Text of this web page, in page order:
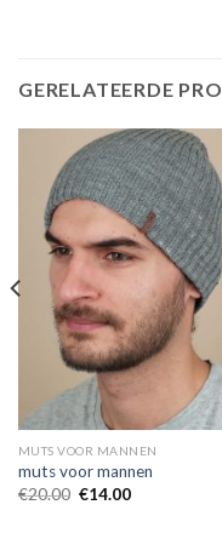
GERELATEERDE
MUTS VOOR MANNEN
muts voor mannen
€20.00 €14.00